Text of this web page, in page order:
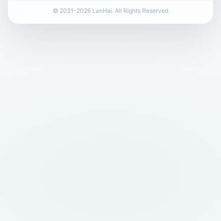
© 2021-2026 LanHai. All Rights Reserved